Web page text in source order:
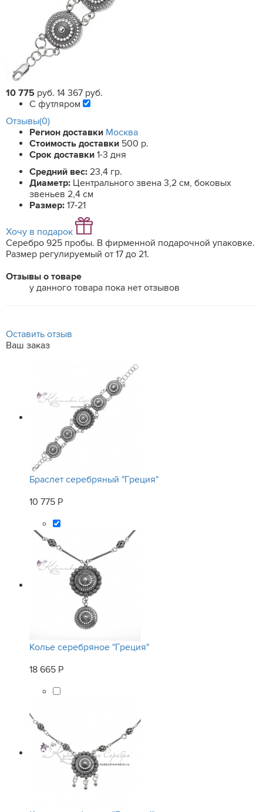
10 775 руб. 14 367 руб.
С футляром
Отзывы(0)
Регион доставки Москва
Стоимость доставки 500 р.
Срок доставки 1-3 дня
Средний вес: 23,4 гр.
Диаметр: Центрального звена 3,2 см, боковых
звеньев 2,4 см
Размер: 17-21
Хочу в подарок
Серебро 925 пробы. В фирменной подарочной упаковке.
Размер регулируемый от 17 до 21.
Отзывы о товаре
у данного товара пока нет отзывов
Оставить отзыв
Ваш заказ
Браслет серебряный "Греция"
10 775 Р
Колье серебряное "Греция"
18 665 Р